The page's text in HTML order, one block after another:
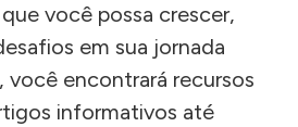
você possa crescer,
em sua jornada
você encontrará recursos
informativos até